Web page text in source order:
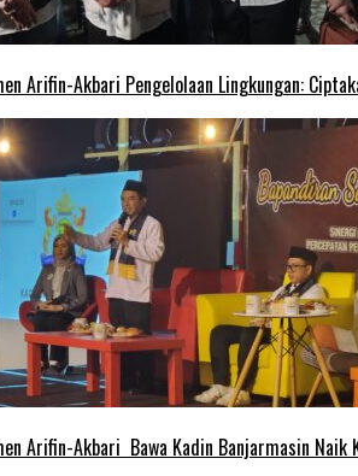
Arifin-Akbari Pengelolaan Lingkungan:
Arifin-Akbari Bawa Kadin Banjarmasin Naik